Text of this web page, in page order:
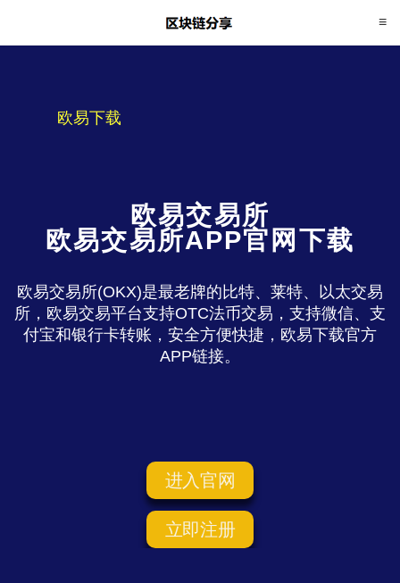
欧易下载
欧易交易所
欧易交易所APP官网下载
欧易交易所(OKX)是最老牌的比特、莱特、以太交易
所，欧易交易平台支持OTC法币交易，支持微信、支
付宝和银行卡转账，安全方便快捷，欧易下载官方
APP链接。
进入官网
立即注册